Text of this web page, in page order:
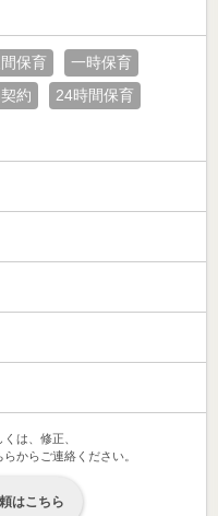
保育
一時保育
約
24時間保育
は、修正、
からご連絡ください。
はこちら